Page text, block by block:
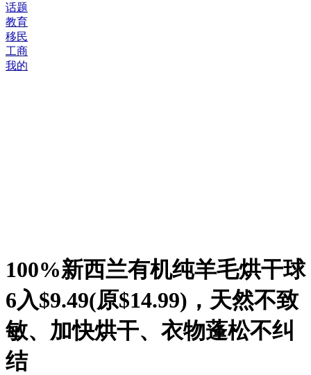
话题
教育
移民
工商
我的
100%新西兰有机纯羊毛烘干球
6入$9.49(原$14.99)，天然不致
敏、加快烘干、衣物蓬松不纠
结